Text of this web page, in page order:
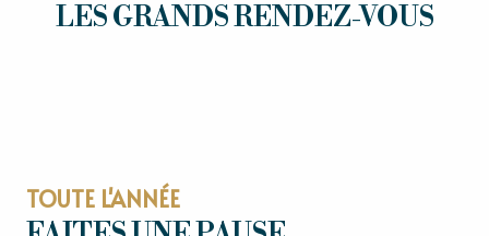
LES GRANDS RENDEZ-VOUS
TOUTE L'ANNÉE